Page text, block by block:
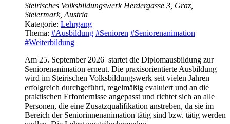
Steirisches Volksbildungswerk Herdergasse 3, Graz,
Steiermark, Austria
Kategorie: Lehrgang
Thema: #Ausbildung #Senioren #Seniorenanimation
#Weiterbildung
Am 25. September 2026 startet die Diplomausbildung zur
Seniorenanimation erneut. Die praxisorientierte Ausbildung
wird im Steirischen Volksbildungswerk seit vielen Jahren
erfolgreich durchgeführt, regelmäßig evaluiert und an die
praktischen Erfordernisse angepasst und richtet sich an alle
Personen, die eine Zusatzqualifikation anstreben, da sie im
Bereich der Seniorinnenanimation tätig sind bzw. tätig werden